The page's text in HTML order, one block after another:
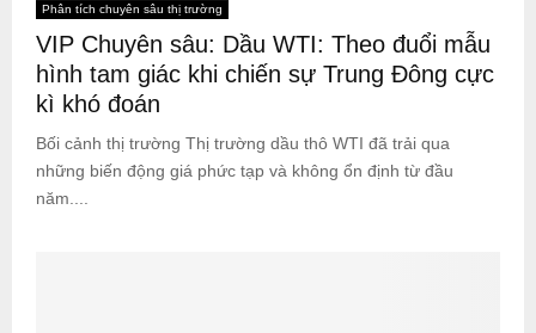
Phân tích chuyên sâu thị trường
VIP Chuyên sâu: Dầu WTI: Theo đuổi mẫu
hình tam giác khi chiến sự Trung Đông cực
kì khó đoán
Bối cảnh thị trường Thị trường dầu thô WTI đã trải qua
những biến động giá phức tạp và không ổn định từ đầu
năm....